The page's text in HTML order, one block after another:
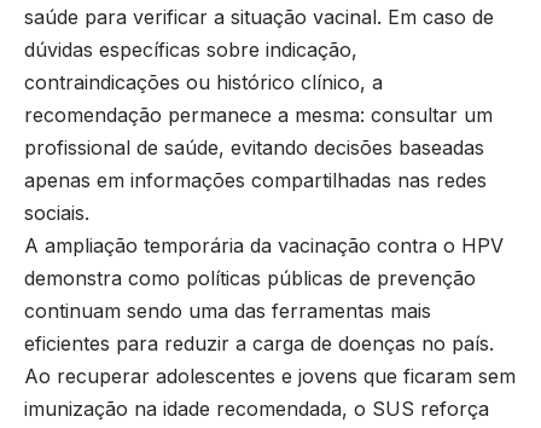
saúde para verificar a situação vacinal. Em caso de
dúvidas específicas sobre indicação,
contraindicações ou histórico clínico, a
recomendação permanece a mesma: consultar um
profissional de saúde, evitando decisões baseadas
apenas em informações compartilhadas nas redes
sociais.
A ampliação temporária da vacinação contra o HPV
demonstra como políticas públicas de prevenção
continuam sendo uma das ferramentas mais
eficientes para reduzir a carga de doenças no país.
Ao recuperar adolescentes e jovens que ficaram sem
imunização na idade recomendada, o SUS reforça